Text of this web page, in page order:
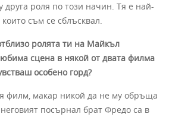
друга роля по този начин. Тя е най-
съм се сблъсквал.
ролята ти на Майкъл
сцена в някой от двата филма
особено горд?
филм, макар никой да не му обръща
посърнал брат Фредо са в